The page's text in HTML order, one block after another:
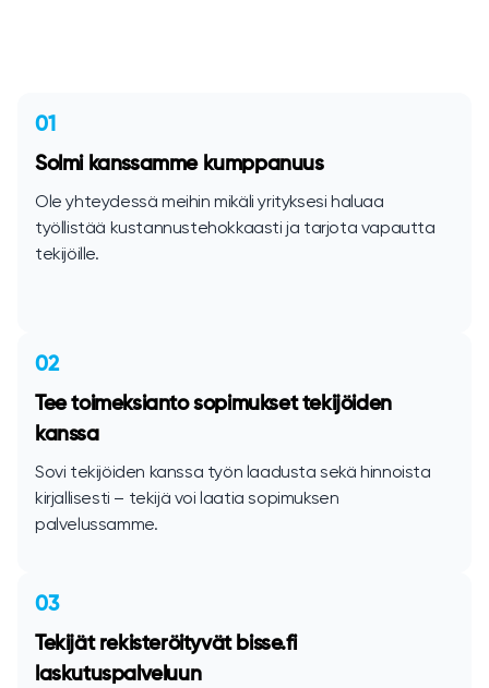
01
Solmi kanssamme kumppanuus
Ole yhteydessä meihin mikäli yrityksesi haluaa
työllistää kustannustehokkaasti ja tarjota vapautta
tekijöille.
02
Tee toimeksianto sopimukset tekijöiden
kanssa
Sovi tekijöiden kanssa työn laadusta sekä hinnoista
kirjallisesti – tekijä voi laatia sopimuksen
palvelussamme.
03
Tekijät rekisteröityvät bisse.fi
laskutuspalveluun